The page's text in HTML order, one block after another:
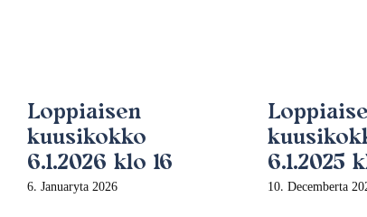
Loppiaisen
kuusikokko
6.1.2026 klo 16
6. Januaryta 2026
6.1.2025
10. Decemberta